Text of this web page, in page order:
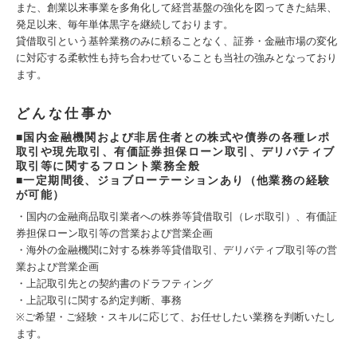
また、創業以来事業を多角化して経営基盤の強化を図ってきた結果、
発足以来、毎年単体黒字を継続しております。
貸借取引という基幹業務のみに頼ることなく、証券・金融市場の変化
に対応する柔軟性も持ち合わせていることも当社の強みとなっており
ます。
どんな仕事か
■国内金融機関および非居住者との株式や債券の各種レポ
取引や現先取引、有価証券担保ローン取引、デリバティブ
取引等に関するフロント業務全般
■一定期間後、ジョブローテーションあり（他業務の経験
が可能）
・国内の金融商品取引業者への株券等貸借取引（レポ取引）、有価証
券担保ローン取引等の営業および営業企画
・海外の金融機関に対する株券等貸借取引、デリバティブ取引等の営
業および営業企画
・上記取引先との契約書のドラフティング
・上記取引に関する約定判断、事務
※ご希望・ご経験・スキルに応じて、お任せしたい業務を判断いたし
ます。